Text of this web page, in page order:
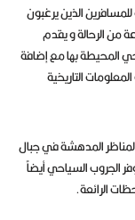
الذين يرغبون
الرحالة و يقدم
المحيطة بها مع إضافة
التاريخية
المدهشة في جبال
الجروب السياحي أيضاً
الرائعة.